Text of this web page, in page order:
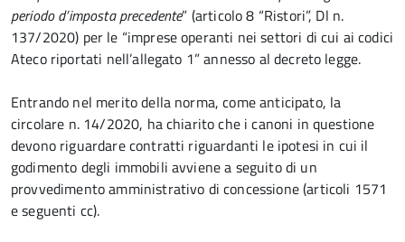
periodo d’imposta precedente” (articolo 8 “Ristori”, Dl n.
137/2020) per le “imprese operanti nei settori di cui ai codici
Ateco riportati nell’allegato 1” annesso al decreto legge.
Entrando nel merito della norma, come anticipato, la
circolare n. 14/2020, ha chiarito che i canoni in questione
devono riguardare contratti riguardanti le ipotesi in cui il
godimento degli immobili avviene a seguito di un
provvedimento amministrativo di concessione (articoli 1571
e seguenti cc).